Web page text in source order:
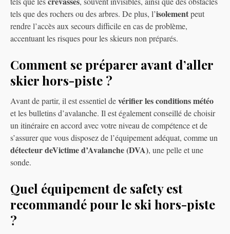
tels que des rochers ou des arbres. De plus, l’isolementpeut
rendre l’accès aux secours difficile en cas de problème,
accentuant les risques pour les skieurs non préparés.
Comment se préparer avant d’aller
skier hors-piste ?
Avant de partir, il est essentiel devérifier les conditions météo
et les bulletins d’avalanche. Il est également conseillé de choisir
un itinéraire en accord avec votre niveau de compétence et de
s’assurer que vous disposez de l’équipement adéquat, comme un
détecteur deVictime d’Avalanche (DVA), une pelle et une
sonde.
Quel équipement de safety est
recommandé pour le ski hors-piste
?